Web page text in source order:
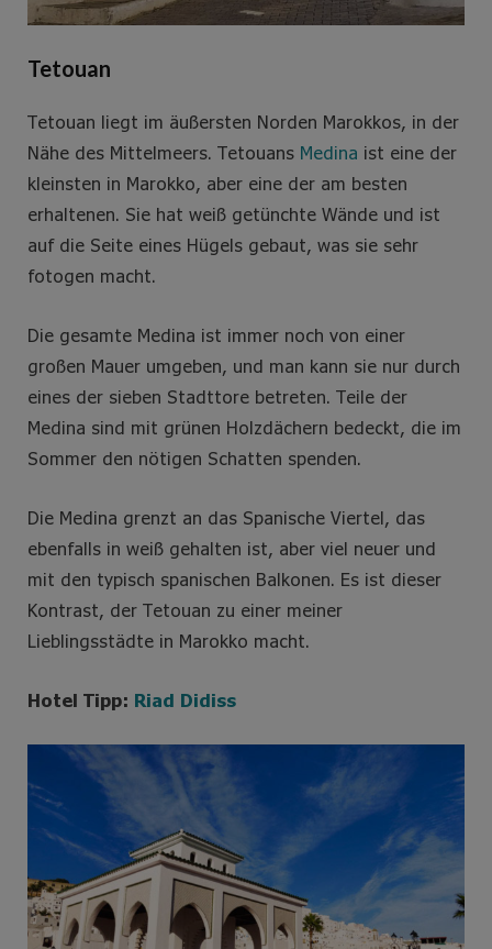
Tetouan
Tetouan liegt im äußersten Norden Marokkos, in der
Nähe des Mittelmeers. Tetouans Medina ist eine der
kleinsten in Marokko, aber eine der am besten
erhaltenen. Sie hat weiß getünchte Wände und ist
auf die Seite eines Hügels gebaut, was sie sehr
fotogen macht.
Die gesamte Medina ist immer noch von einer
großen Mauer umgeben, und man kann sie nur durch
eines der sieben Stadttore betreten. Teile der
Medina sind mit grünen Holzdächern bedeckt, die im
Sommer den nötigen Schatten spenden.
Die Medina grenzt an das Spanische Viertel, das
ebenfalls in weiß gehalten ist, aber viel neuer und
mit den typisch spanischen Balkonen. Es ist dieser
Kontrast, der Tetouan zu einer meiner
Lieblingsstädte in Marokko macht.
Hotel Tipp: Riad Didiss